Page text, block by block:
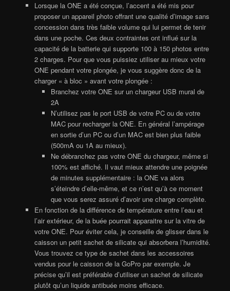
Lorsque la ONE a été conçue, l’accent a été mis pour
proposer un appareil photo offrant une qualité d’image sans
concession dans très faible volume qui lui permet de tenir
dans une poche. Ces deux contraintes ont influé sur la
capacité de la batterie qui supporte 100 à 150 photos entre
2 charges. Pour que vous puissiez utiliser au mieux votre
ONE pendant votre plongée, je vous suggère donc de la
charger « à bloc » avant votre plongée :
Branchez votre ONE sur un chargeur USB mural de
2A
N’utilisez pas le port USB de votre PC ou de votre
MAC pour recharger la ONE. En général l’ampérage
en sortie d’un PC ou d’un MAC est bien plus faible
(500mA ou 1A au mieux).
Ne débranchez pas votre ONE du chargeur, même si
100% est affiché. Il vaut mieux attendre une poignée
de minutes supplémentaire : la ONE va alors
s’éteindre d’elle-même, et ce n’est qu’à ce moment
que vous serez assuré d’avoir une charge complète.
En fonction de la différence de température entre l’eau et
l’air extérieur, de la buée pourrait apparaitre sur la vitre de
votre ONE. Pour éviter cela, je conseille de glisser dans le
caisson un petit sachet de silicate qui absorbera l’humidité.
Vous trouvez ce type de sachet dans les accessoires
vendus pour le caisson de la GoPro par exemple. Je
précise qu’il est préférable d’utiliser un sachet de silicate
plutôt qu’un liquide antibuée moins efficace.